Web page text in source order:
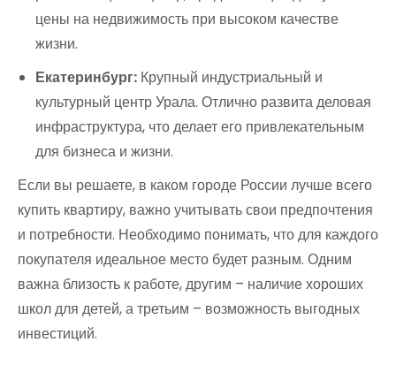
цены на недвижимость при высоком качестве
жизни.
Екатеринбург: Крупный индустриальный и
культурный центр Урала. Отлично развита деловая
инфраструктура, что делает его привлекательным
для бизнеса и жизни.
Если вы решаете, в каком городе России лучше всего
купить квартиру, важно учитывать свои предпочтения
и потребности. Необходимо понимать, что для каждого
покупателя идеальное место будет разным. Одним
важна близость к работе, другим – наличие хороших
школ для детей, а третьим – возможность выгодных
инвестиций.